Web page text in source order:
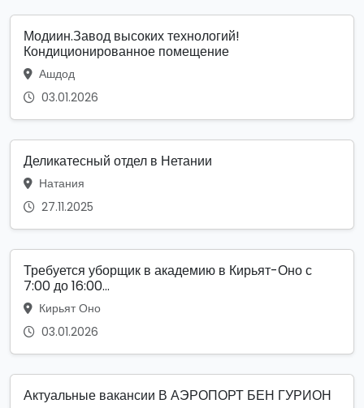
Модиин.Завод высоких технологий!
Кондиционированное помещение
Ашдод
03.01.2026
Деликатесный отдел в Нетании
Натания
27.11.2025
Требуется уборщик в академию в Кирьят-Оно с
7:00 до 16:00...
Кирьят Оно
03.01.2026
Актуальные вакансии В АЭРОПОРТ БЕН ГУРИОН